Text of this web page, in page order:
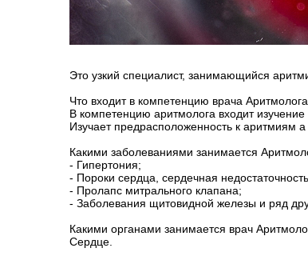
Это узкий специалист, занимающийся
Что входит в компетенцию врача Аритмолога
В компетенцию аритмолога входит
Изучает предрасположенность к аритмиям
Какими заболеваниями занимается
- Гипертония;
- Пороки сердца, сердечная
- Пролапс митрального клапана;
- Заболевания щитовидной железы и ряд
Какими органами занимается врач
Сердце.